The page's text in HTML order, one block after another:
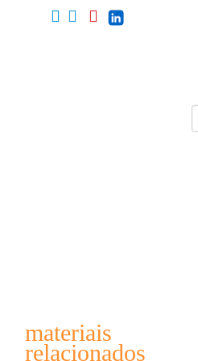
materiais
relacionados